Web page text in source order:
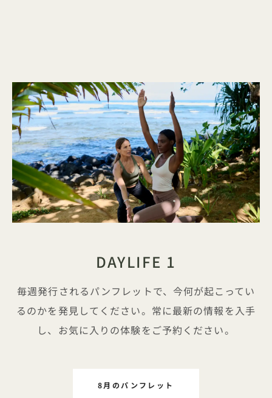
DAYLIFE 1
毎週発行されるパンフレットで、今何が起こってい
るのかを発見してください。常に最新の情報を入手
し、お気に入りの体験をご予約ください。
8月のパンフレット
DAYLIFE 1番にて